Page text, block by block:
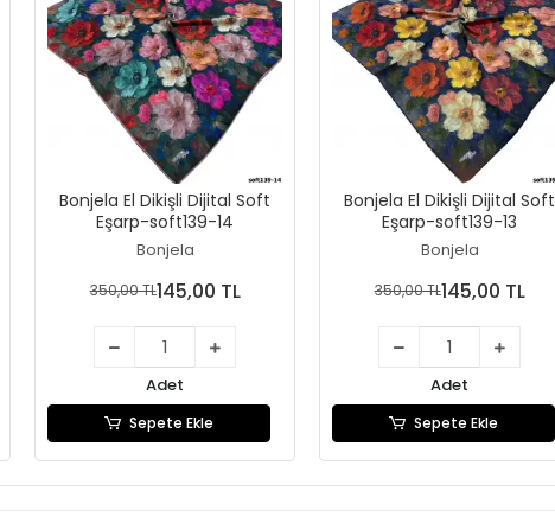
Bonjela El Dikişli Dijital Soft
Eşarp-soft139-14
Bonjela
350,00 TL145,00 TL
Adet
Sepete Ekle
Bonjela El Dikişli Dijital Soft
Eşarp-soft139-13
Bonjela
350,00 TL145,00 TL
Adet
Sepete Ekle